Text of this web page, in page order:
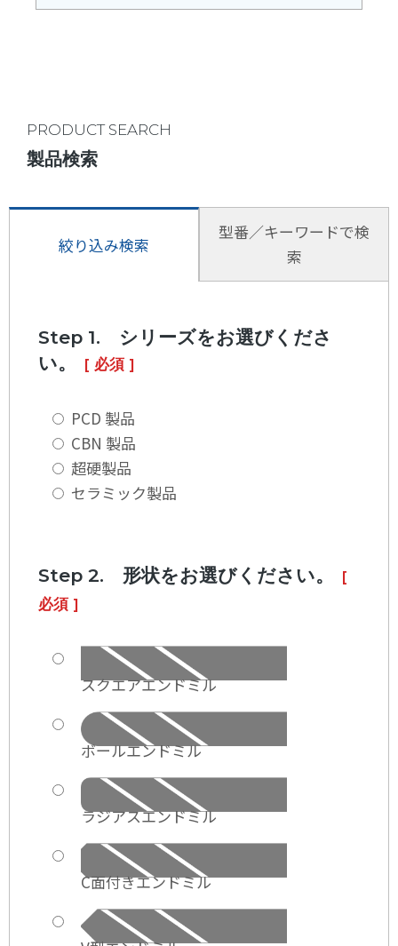
PRODUCT SEARCH
製品検索
絞り込み検索
型番／キーワードで検
索
Step 1. シリーズをお選びくださ
い。
[ 必須 ]
PCD 製品
CBN 製品
超硬製品
セラミック製品
Step 2. 形状をお選びください。
[
必須 ]
スクエアエンドミル
ボールエンドミル
ラジアスエンドミル
C面付きエンドミル